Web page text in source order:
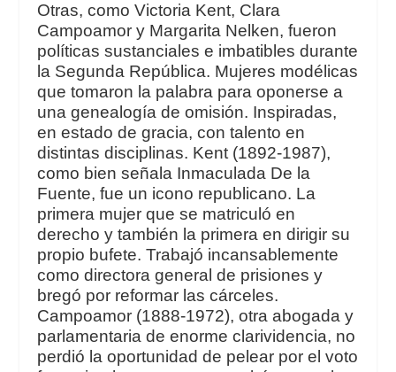
Otras, como Victoria Kent, Clara
Campoamor y Margarita Nelken, fueron
políticas sustanciales e imbatibles durante
la Segunda República. Mujeres modélicas
que tomaron la palabra para oponerse a
una genealogía de omisión. Inspiradas,
en estado de gracia, con talento en
distintas disciplinas. Kent (1892-1987),
como bien señala Inmaculada De la
Fuente, fue un icono republicano. La
primera mujer que se matriculó en
derecho y también la primera en dirigir su
propio bufete. Trabajó incansablemente
como directora general de prisiones y
bregó por reformar las cárceles.
Campoamor (1888-1972), otra abogada y
parlamentaria de enorme clarividencia, no
perdió la oportunidad de pelear por el voto